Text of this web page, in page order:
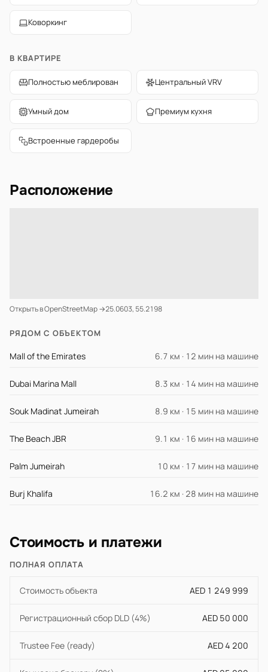
Коворкинг
В КВАРТИРЕ
Полностью меблирован Центральный VRV
Умный дом Премиум кухня
Встроенные гардеробы
Расположение
Открыть в OpenStreetMap →25.0603, 55.2198
РЯДОМ С ОБЪЕКТОМ
Mall of the Emirates 6.7 км · 12 мин на машине
Dubai Marina Mall 8.3 км · 14 мин на машине
Souk Madinat Jumeirah 8.9 км · 15 мин на машине
The Beach JBR 9.1 км · 16 мин на машине
Palm Jumeirah 10 км · 17 мин на машине
Burj Khalifa 16.2 км · 28 мин на машине
Стоимость и платежи
ПОЛНАЯ ОПЛАТА
Стоимость объекта AED 1 249 999
Регистрационный сбор DLD (4%) AED 50 000
Trustee Fee (ready) AED 4 200